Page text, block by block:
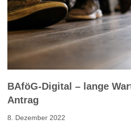
BAföG-Digital – lange
Antrag
8. Dezember 2022